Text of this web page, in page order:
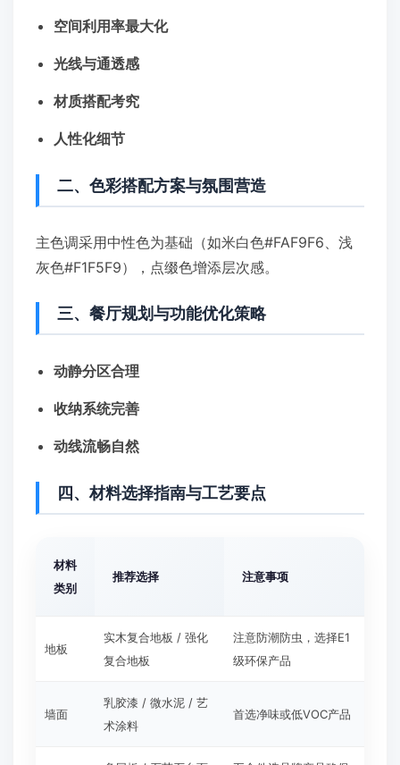
空间利用率最大化
光线与通透感
材质搭配考究
人性化细节
二、色彩搭配方案与氛围营造
主色调采用中性色为基础（如米白色#FAF9F6、浅
灰色#F1F5F9），点缀色增添层次感。
三、餐厅规划与功能优化策略
动静分区合理
收纳系统完善
动线流畅自然
四、材料选择指南与工艺要点
材料
类别
推荐选择 注意事项
地板
实木复合地板 / 强化
复合地板
注意防潮防虫，选择E1
级环保产品
墙面
乳胶漆 / 微水泥 / 艺
术涂料
首选净味或低VOC产品